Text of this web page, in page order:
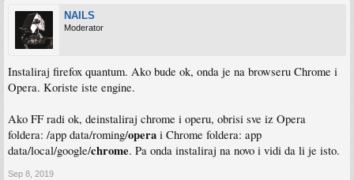
NAILS
Moderator
Instaliraj firefox quantum. Ako bude ok, onda je na browseru Chrome i
Opera. Koriste iste engine.
Ako FF radi ok, deinstaliraj chrome i operu, obrisi sve iz Opera
foldera: /app data/roming/opera i Chrome foldera: app
data/local/google/chrome. Pa onda instaliraj na novo i vidi da li je isto.
Sep 8, 2019